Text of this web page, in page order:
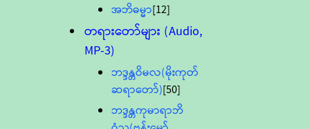
အဘိဓမ္မာ[12]
တရားတော်များ (Audio,
MP-3)
ဘဒ္ဒန္တဝိမလ(မိုးကုတ်
ဆရာတော်)[50]
ဘဒ္ဒန္တကုမာရာဘိ